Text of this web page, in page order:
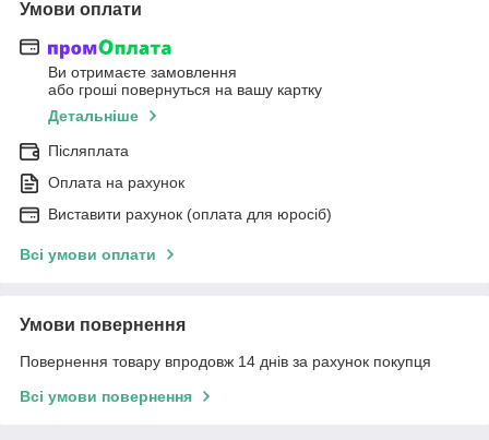
Умови оплати
Ви отримаєте замовлення
або гроші повернуться на вашу картку
Детальніше
Післяплата
Оплата на рахунок
Виставити рахунок (оплата для юросіб)
Всі умови оплати
Умови повернення
Повернення товару впродовж 14 днів за рахунок покупця
Всі умови повернення